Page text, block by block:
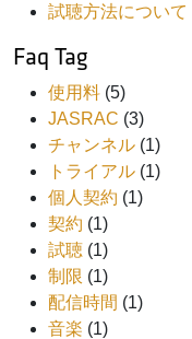
試聴方法について
Faq Tag
使用料 (5)
JASRAC (3)
チャンネル (1)
トライアル (1)
個人契約 (1)
契約 (1)
試聴 (1)
制限 (1)
配信時間 (1)
音楽 (1)